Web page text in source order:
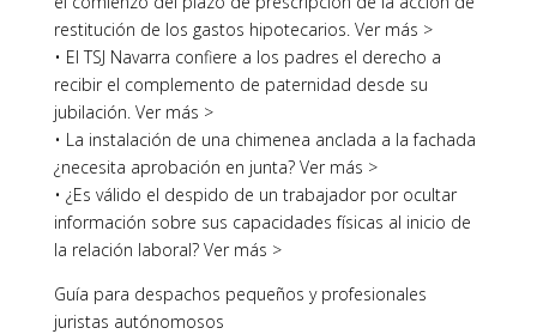
restitución de los gastos hipotecarios. Ver más >
• El TSJ Navarra confiere a los padres el derecho a
recibir el complemento de paternidad desde su
jubilación. Ver más >
• La instalación de una chimenea anclada a la fachada
¿necesita aprobación en junta? Ver más >
• ¿Es válido el despido de un trabajador por ocultar
información sobre sus capacidades físicas al inicio de
la relación laboral? Ver más >
Guía para despachos pequeños y profesionales
juristas autónomosos